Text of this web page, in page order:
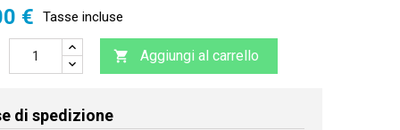
€ Tasse incluse
 Aggiungi al carrello
di spedizione